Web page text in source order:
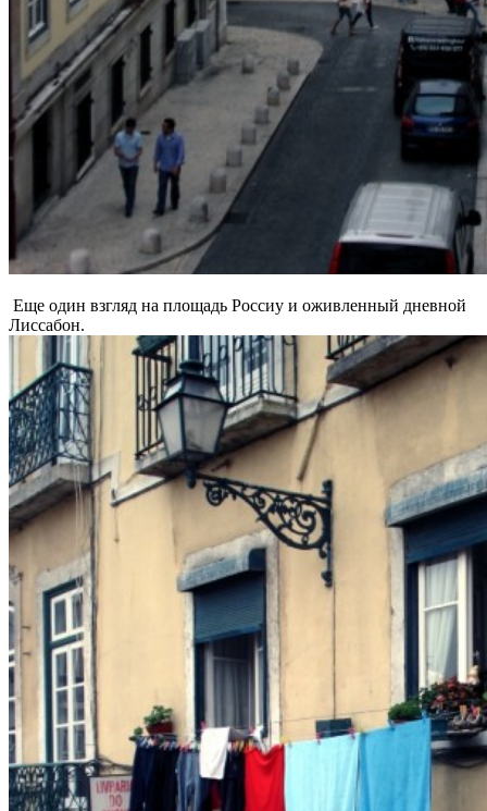
Еще один взгляд на площадь Россиу и оживленный дневной
Лиссабон.